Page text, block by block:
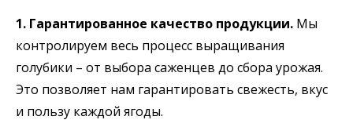
1. Гарантированное качество продукции. Мы
контролируем весь процесс выращивания
голубики – от выбора саженцев до сбора урожая.
Это позволяет нам гарантировать свежесть, вкус
и пользу каждой ягоды.